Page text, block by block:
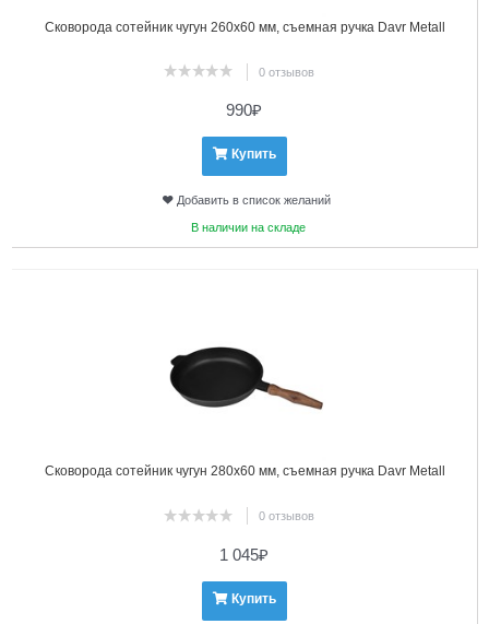
Сковорода сотейник чугун 260х60 мм, съемная ручка Davr Metall
0 отзывов
990₽
Купить
Добавить в список желаний
В наличии на складе
Сковорода сотейник чугун 280х60 мм, съемная ручка Davr Metall
0 отзывов
1 045₽
Купить